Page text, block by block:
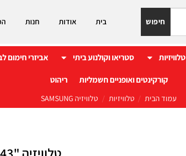
חיפוש בית אודות חנות
טלוויזיות סטריאו וקולנוע ביתי אביזרי חימום
קורקינטים ואופניים חשמליות ריהוט
עמוד הבית / טלוויזיות / טלוויזיה SAMSUNG